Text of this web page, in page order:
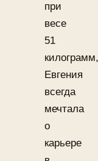
при
весе
51
килограмм,
Евгения
всегда
мечтала
о
карьере